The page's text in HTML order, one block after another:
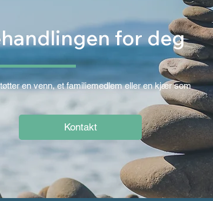
for deg
en venn, et familiemedlem eller en kjær som
Kontakt